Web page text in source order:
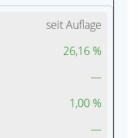
seit Auflage
26,16 %
—
1,00 %
—